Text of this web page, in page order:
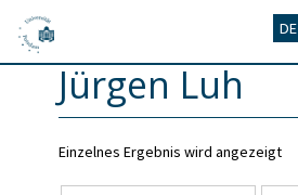
DE
Jürgen Luh
Einzelnes Ergebnis wird angezeigt